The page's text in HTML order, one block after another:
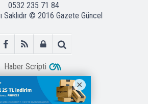
0532 235 71 84
Saklıdır © 2016 Gazete Güncel
Haber Scripti